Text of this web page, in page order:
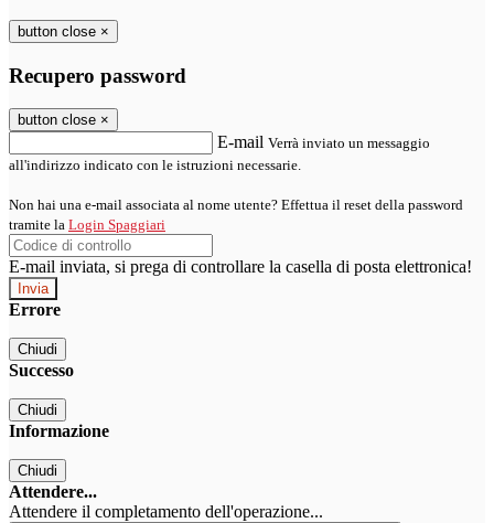
button close ×
Recupero password
button close ×
E-mail Verrà inviato un messaggio
all'indirizzo indicato con le istruzioni necessarie.
Non hai una e-mail associata al nome utente? Effettua il reset della password
tramite la Login Spaggiari
E-mail inviata, si prega di controllare la casella di posta elettronica!
Errore
Chiudi
Successo
Chiudi
Informazione
Chiudi
Attendere...
Attendere il completamento dell'operazione...